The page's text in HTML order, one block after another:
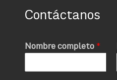
Contáctanos
Nombre completo *